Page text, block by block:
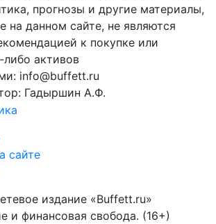
прогнозы и другие материалы,
на данном сайте, не являются
к покупке или
активов
info@buffett.ru
Гадыршин А.Ф.
сайте
издание «Buffett.ru»
и финансовая свобода. (16+)